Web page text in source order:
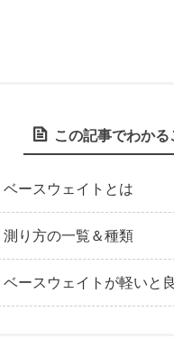
この記事でわかる
ベースウェイトとは
測り方の一覧＆種類
ベースウェイトが軽いと